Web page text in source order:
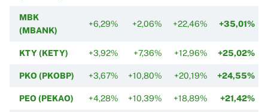
MBK
(MBANK)
+6,29% +2,06% +22,46% +35,01%
KTY (KETY) +3,92% +7,36% +12,96% +25,02%
PKO (PKOBP) +3,67% +10,80% +20,19% +24,55%
PEO (PEKAO) +4,28% +10,39% +18,89% +21,42%